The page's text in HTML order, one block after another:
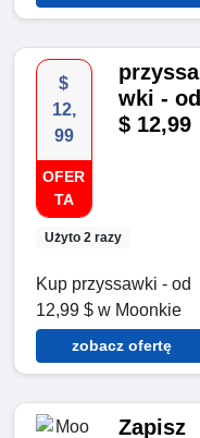
$
12,
99
OFER
TA
Użyto 2 razy
przyssa
wki - od
$ 12,99
Kup przyssawki - od
12,99 $ w Moonkie
zobacz ofertę
Zapisz